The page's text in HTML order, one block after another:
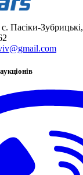
Пасіки-Зубрицькі,